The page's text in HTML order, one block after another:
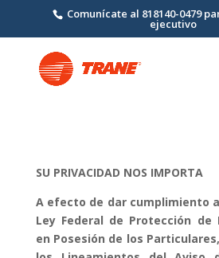
Comunícate al 818140-0479
ejecutivo
SU PRIVACIDAD NOS IMPORTA
A efecto de dar cumplimiento
Ley Federal de Protección de
en Posesión de los